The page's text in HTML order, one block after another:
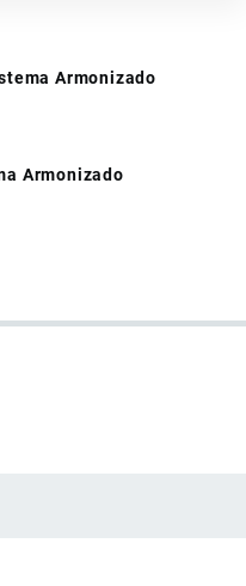
Armonizado
Armonizado